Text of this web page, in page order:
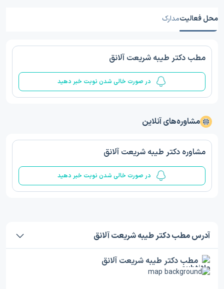
محل فعالیتمدارک
مطب دکتر طیبه شریعت آلانق
در صورت خالی شدن نوبت خبر دهید
مشاوره‌های آنلاین
مشاوره دکتر طیبه شریعت آلانق
در صورت خالی شدن نوبت خبر دهید
آدرس مطب دکتر طیبه شریعت آلانق
مطب دکتر طیبه شریعت آلانق